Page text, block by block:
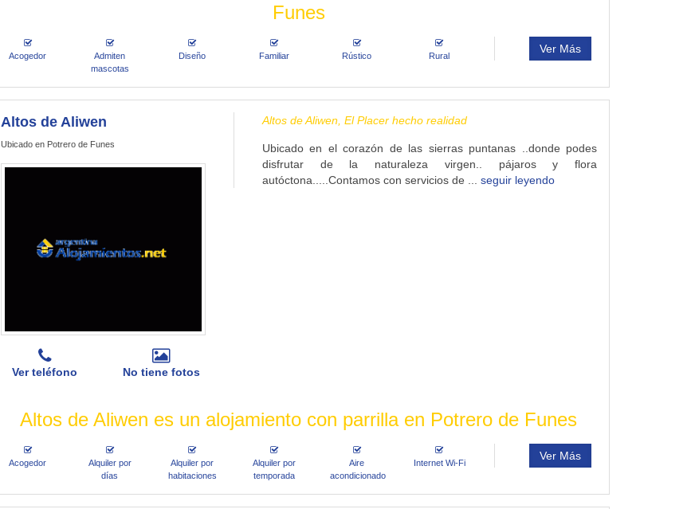
Funes
Acogedor
Admiten
mascotas
Diseño Familiar Rústico Rural
Ver Más
Altos de Aliwen
Ubicado en Potrero de Funes
Ver teléfono No tiene fotos
Altos de Aliwen, El Placer hecho realidad
Ubicado en el corazón de las sierras puntanas ..donde podes
disfrutar de la naturaleza virgen.. pájaros y flora
autóctona.....Contamos con servicios de ... seguir leyendo
Altos de Aliwen es un alojamiento con parrilla en Potrero de Funes
Acogedor
Alquiler por
días
Alquiler por
habitaciones
Alquiler por
temporada
Aire
acondicionado
Internet Wi-Fi
Ver Más